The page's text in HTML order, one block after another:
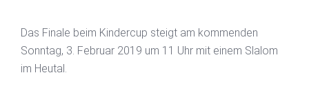
Das Finale beim Kindercup steigt am kommenden
Sonntag, 3. Februar 2019 um 11 Uhr mit einem Slalom
im Heutal.